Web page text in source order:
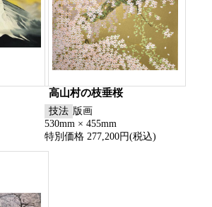
高山村の枝垂桜
技法 版画
530mm × 455mm
特別価格 277,200円(税込)